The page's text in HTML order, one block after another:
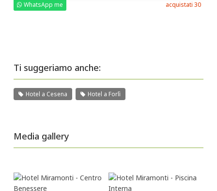
WhatsApp me acquistati 30
Ti suggeriamo anche:
Hotel a Cesena Hotel a Forlì
Media gallery